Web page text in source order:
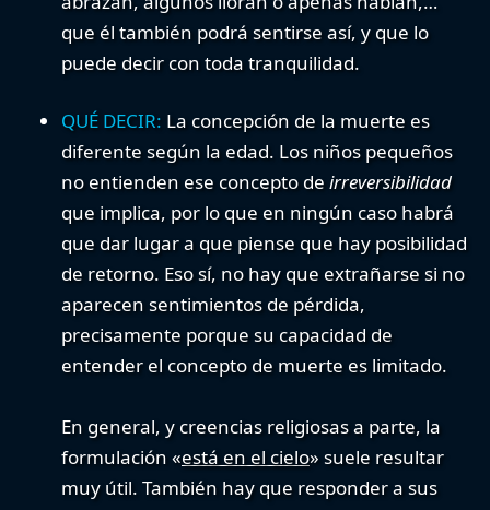
que él también podrá sentirse así, y que lo
puede decir con toda tranquilidad.
QUÉ DECIR: La concepción de la muerte es
diferente según la edad. Los niños pequeños
no entienden ese concepto de irreversibilidad
que implica, por lo que en ningún caso habrá
que dar lugar a que piense que hay posibilidad
de retorno. Eso sí, no hay que extrañarse si no
aparecen sentimientos de pérdida,
precisamente porque su capacidad de
entender el concepto de muerte es limitado.
En general, y creencias religiosas a parte, la
formulación «está en el cielo» suele resultar
muy útil. También hay que responder a sus